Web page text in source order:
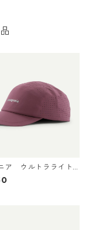
ア ウルトラライト
・リッジ・ハット 33
Fig